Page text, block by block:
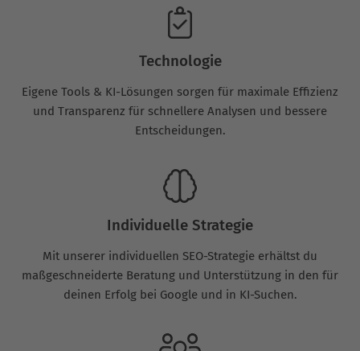
Technologie
Eigene Tools & KI-Lösungen sorgen für maximale Effizienz
und Transparenz für schnellere Analysen und bessere
Entscheidungen.
Individuelle Strategie
Mit unserer individuellen SEO-Strategie erhältst du
maßgeschneiderte Beratung und Unterstützung in den für
deinen Erfolg bei Google und in KI-Suchen.